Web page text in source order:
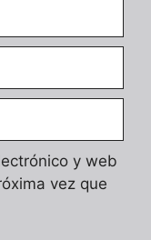
y web
vez que